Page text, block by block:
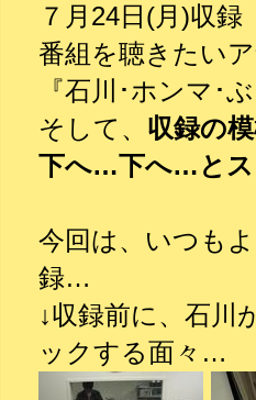
７月24日(月)収
番組を聴きたい
『石川･ホンマ･
そして、 収録の
下へ…下へ…とス
今回は、いつも
録…
↓収録前に、石川
ックする面々…